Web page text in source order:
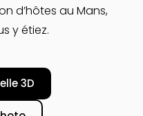
d’hôtes au Mans,
y étiez.
3D